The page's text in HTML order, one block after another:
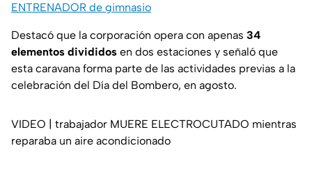
ENTRENADOR de gimnasio
Destacó que la corporación opera con apenas 34
elementos divididos en dos estaciones y señaló que
esta caravana forma parte de las actividades previas a la
celebración del Día del Bombero, en agosto.
VIDEO | trabajador MUERE ELECTROCUTADO mientras
reparaba un aire acondicionado